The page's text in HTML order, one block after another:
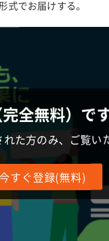
でお届けする。
全無料）で
た方のみ、ご覧い
今すぐ登録(無料)